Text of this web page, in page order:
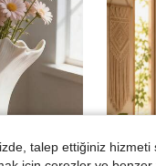
talep ettiğiniz